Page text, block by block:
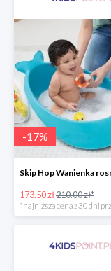
-17%
173.50 zł210.00 zł*